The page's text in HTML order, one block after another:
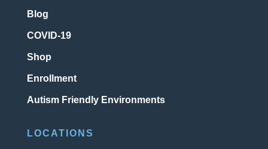
Blog
COVID-19
Shop
Enrollment
Autism Friendly Environments
LOCATIONS